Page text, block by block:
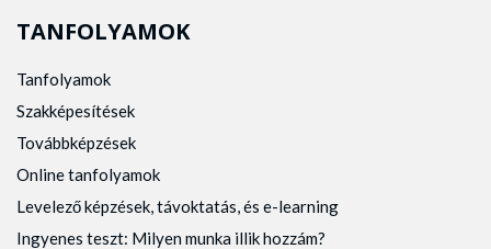
TANFOLYAMOK
Tanfolyamok
Szakképesítések
Továbbképzések
Online tanfolyamok
Levelező képzések, távoktatás, és e-learning
Ingyenes teszt: Milyen munka illik hozzám?